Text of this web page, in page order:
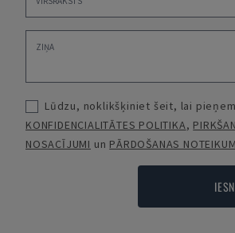
Lūdzu, noklikšķiniet šeit, lai
KONFIDENCIALITĀTES POLITIKA,
NOSACĪJUMI un PĀRDOŠANAS